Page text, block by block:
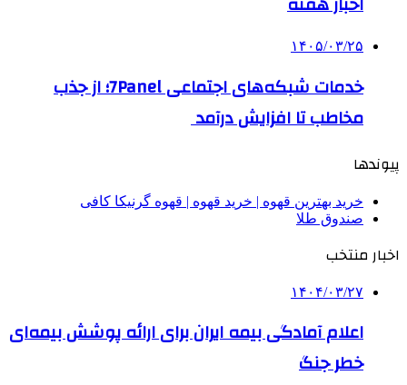
۱۴۰۵/۰۳/۲۵
خدمات شبکه‌های اجتماعی 7Panel؛ از جذب
مخاطب تا افزایش درآمد
پیوندها
خرید بهترین قهوه | خرید قهوه | قهوه گرنیکا کافی
صندوق طلا
اخبار منتخب
۱۴۰۴/۰۳/۲۷
اعلام آمادگی بیمه ایران برای ارائه پوشش بیمه‌ای
خطر جنگ